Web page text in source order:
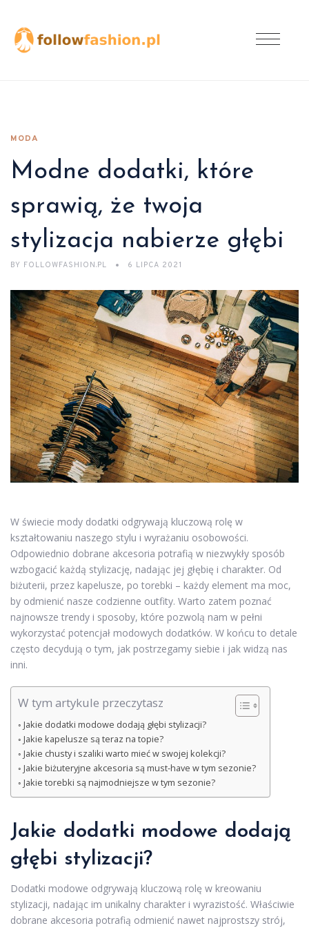
MODA
Modne dodatki, które
sprawią, że twoja
stylizacja nabierze głębi
BY FOLLOWFASHION.PL 6 LIPCA 2021
W świecie mody dodatki odgrywają kluczową rolę w
kształtowaniu naszego stylu i wyrażaniu osobowości.
Odpowiednio dobrane akcesoria potrafią w niezwykły sposób
wzbogacić każdą stylizację, nadając jej głębię i charakter. Od
biżuterii, przez kapelusze, po torebki – każdy element ma moc,
by odmienić nasze codzienne outfity. Warto zatem poznać
najnowsze trendy i sposoby, które pozwolą nam w pełni
wykorzystać potencjał modowych dodatków. W końcu to detale
często decydują o tym, jak postrzegamy siebie i jak widzą nas
inni.
W tym artykule przeczytasz
Jakie dodatki modowe dodają głębi stylizacji?
Jakie kapelusze są teraz na topie?
Jakie chusty i szaliki warto mieć w swojej kolekcji?
Jakie biżuteryjne akcesoria są must-have w tym sezonie?
Jakie torebki są najmodniejsze w tym sezonie?
Jakie dodatki modowe dodają
głębi stylizacji?
Dodatki modowe odgrywają kluczową rolę w kreowaniu
stylizacji, nadając im unikalny charakter i wyrazistość. Właściwie
dobrane akcesoria potrafią odmienić nawet najprostszy strój,